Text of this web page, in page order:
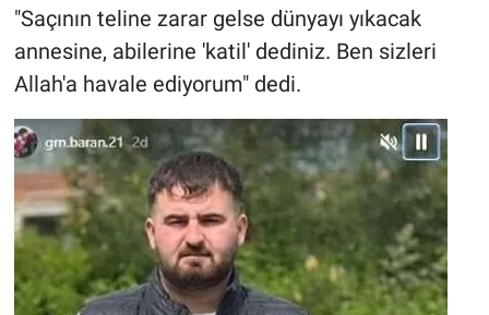
"Saçının teline zarar gelse dünyayı yıkacak
annesine, abilerine 'katil' dediniz. Ben sizleri
Allah'a havale ediyorum" dedi.